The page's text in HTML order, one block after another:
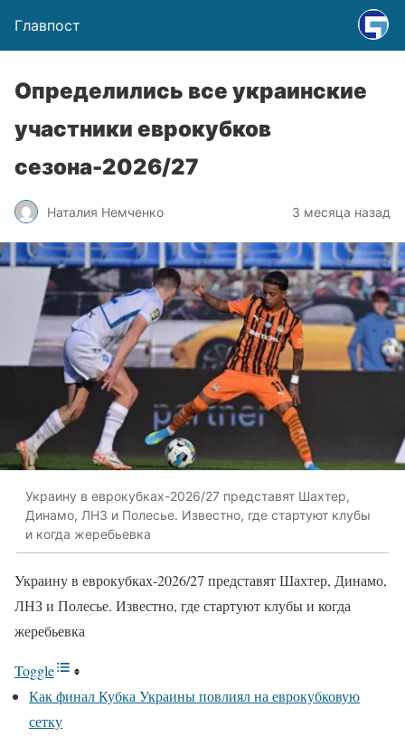
Главпост
Определились все украинские
участники еврокубков
сезона-2026/27
Наталия Немченко 3 месяца назад
Украину в еврокубках-2026/27 представят Шахтер,
Динамо, ЛНЗ и Полесье. Известно, где стартуют клубы
и когда жеребьевка
Украину в еврокубках-2026/27 представят Шахтер, Динамо,
ЛНЗ и Полесье. Известно, где стартуют клубы и когда
жеребьевка
Toggle
Как финал Кубка Украины повлиял на еврокубковую
сетку